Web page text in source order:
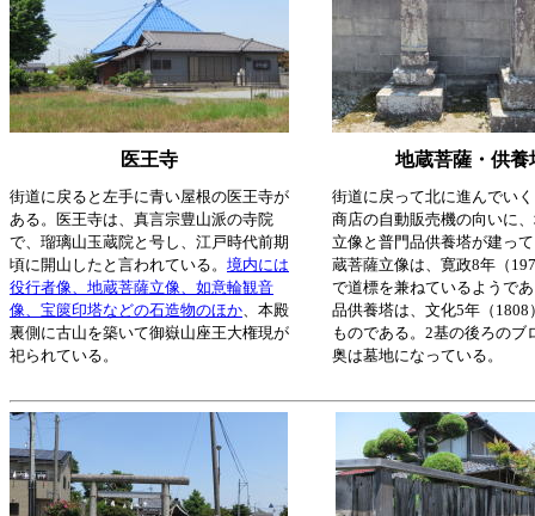
医王寺 地蔵菩薩・供養
街道に戻ると左手に青い屋根の医王寺が
ある。医王寺は、真言宗豊山派の寺院
で、瑠璃山玉蔵院と号し、江戸時代前期
頃に開山したと言われている。 境内には
役行者像、地蔵菩薩立像、如意輪観音
像、宝篋印塔などの石造物のほか、本殿
裏側に古山を築いて御嶽山座王大権現が
祀られている。
街道に戻って北に進んでい
商店の自動販売機の向いに
立像と普門品供養塔が建っ
蔵菩薩立像は、寛政8年（
で道標を兼ねているようで
品供養塔は、文化5年（1808
ものである。2基の後ろのブ
奥は墓地になっている。